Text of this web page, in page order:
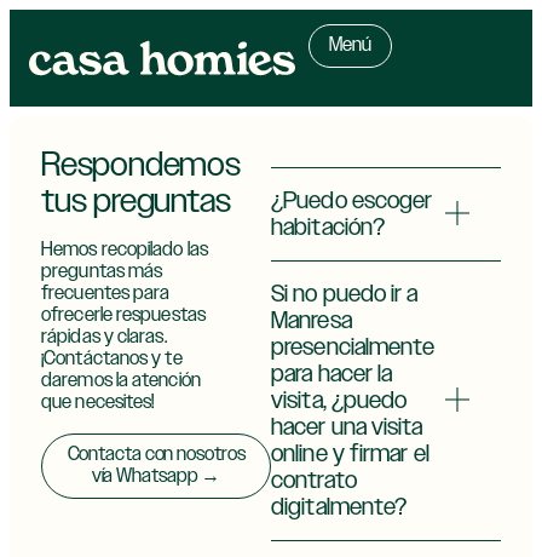
Menú
Respondemos
tus preguntas
Hemos recopilado las
preguntas más
frecuentes para
ofrecerle respuestas
rápidas y claras.
¡Contáctanos y te
daremos la atención
que necesites!
Contacta con nosotros
vía Whatsapp →
¿Puedo escoger
habitación?
Si no puedo ir a
Manresa
presencialmente
para hacer la
visita, ¿puedo
hacer una visita
online y firmar el
contrato
digitalmente?